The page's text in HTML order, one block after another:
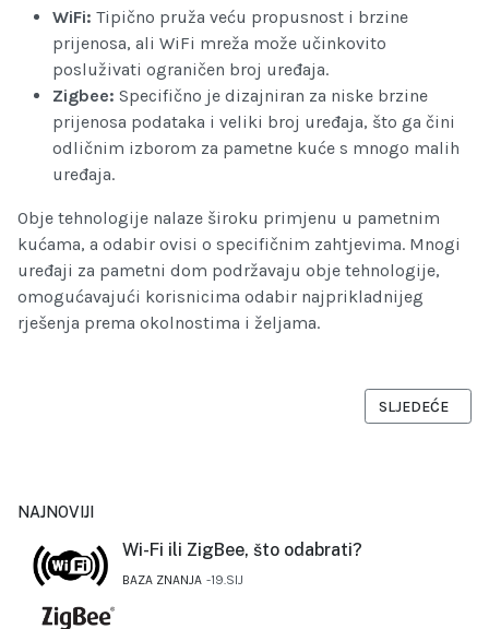
WiFi: Tipično pruža veću propusnost i brzine
prijenosa, ali WiFi mreža može učinkovito
posluživati ograničen broj uređaja.
Zigbee: Specifično je dizajniran za niske brzine
prijenosa podataka i veliki broj uređaja, što ga čini
odličnim izborom za pametne kuće s mnogo malih
uređaja.
Obje tehnologije nalaze široku primjenu u pametnim
kućama, a odabir ovisi o specifičnim zahtjevima. Mnogi
uređaji za pametni dom podržavaju obje tehnologije,
omogućavajući korisnicima odabir najprikladnijeg
rješenja prema okolnostima i željama.
SLJEDEĆI
SLJEDEĆE
NAJNOVIJI
Wi-Fi ili ZigBee, što odabrati?
BAZA ZNANJA 19.SIJ